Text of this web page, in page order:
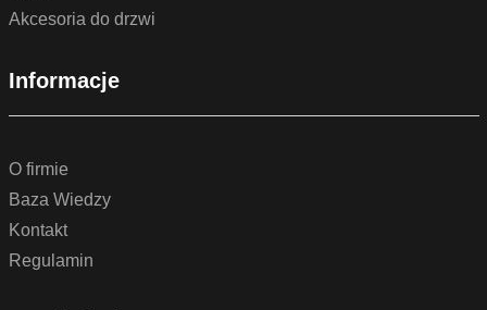
Akcesoria do drzwi
Informacje
O firmie
Baza Wiedzy
Kontakt
Regulamin